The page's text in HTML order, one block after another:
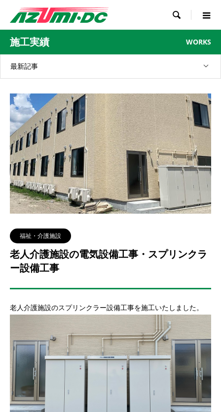

施工実績 WORKS
最新記事
福祉・介護施設
老人介護施設の電気設備工事・スプリンクラ
ー設備工事
老人介護施設のスプリンクラー設備工事を施工いたしました。